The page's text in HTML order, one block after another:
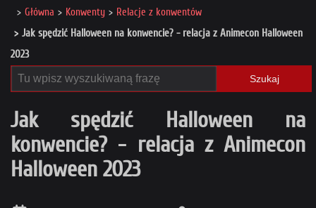
Główna Konwenty
Relacje z konwentów
Jak spędzić Halloween na konwencie? - relacja z Animecon Halloween
2023
Szukaj
Jak spędzić Halloween na
konwencie? - relacja z Animecon
Halloween 2023